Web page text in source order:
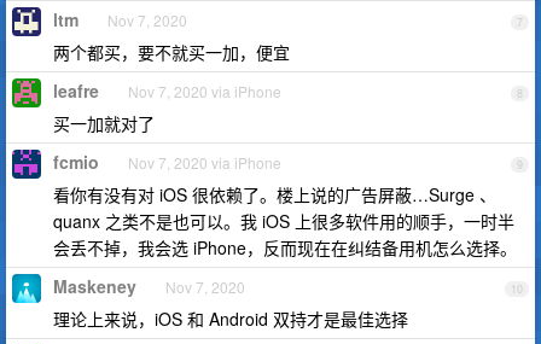
7
ltm Nov 7, 2020
两个都买，要不就买一加，便宜
8
leafre Nov 7, 2020 via iPhone
买一加就对了
9
fcmio Nov 7, 2020 via iPhone
看你有没有对 iOS 很依赖了。楼上说的广告屏蔽…Surge 、
quanx 之类不是也可以。我 iOS 上很多软件用的顺手，一时半
会丢不掉，我会选 iPhone，反而现在在纠结备用机怎么选择。
10
Maskeney Nov 7, 2020
理论上来说，iOS 和 Android 双持才是最佳选择